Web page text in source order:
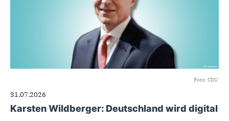
Foto: CDU
31.07.2026
Karsten Wildberger: Deutschland wird digital